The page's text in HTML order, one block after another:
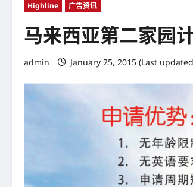
Highline 广告资讯
马来西亚第二家园
admin January 25, 2015 (Last